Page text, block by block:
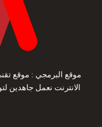
موقع البرمجي : موقع
الانترنت نعمل جاهدين